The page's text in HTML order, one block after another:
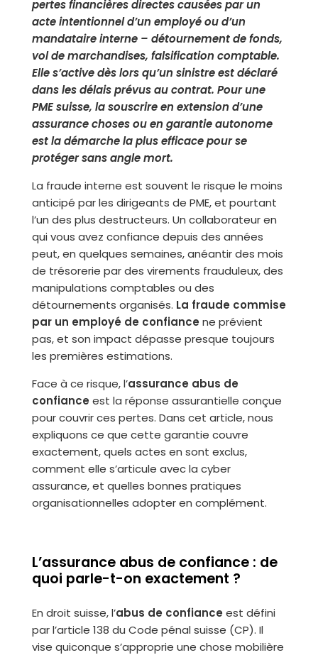
pertes financières directes causées par un
acte intentionnel d’un employé ou d’un
mandataire interne – détournement de fonds,
vol de marchandises, falsification comptable.
Elle s’active dès lors qu’un sinistre est déclaré
dans les délais prévus au contrat. Pour une
PME suisse, la souscrire en extension d’une
assurance choses ou en garantie autonome
est la démarche la plus efficace pour se
protéger sans angle mort.
La fraude interne est souvent le risque le moins
anticipé par les dirigeants de PME, et pourtant
l’un des plus destructeurs. Un collaborateur en
qui vous avez confiance depuis des années
peut, en quelques semaines, anéantir des mois
de trésorerie par des virements frauduleux, des
manipulations comptables ou des
détournements organisés. La fraude commise
par un employé de confiance ne prévient
pas, et son impact dépasse presque toujours
les premières estimations.
Face à ce risque, l’assurance abus de
confiance est la réponse assurantielle conçue
pour couvrir ces pertes. Dans cet article, nous
expliquons ce que cette garantie couvre
exactement, quels actes en sont exclus,
comment elle s’articule avec la cyber
assurance, et quelles bonnes pratiques
organisationnelles adopter en complément.
L’assurance abus de confiance : de
quoi parle-t-on exactement ?
En droit suisse, l’abus de confiance est défini
par l’article 138 du Code pénal suisse (CP). Il
vise quiconque s’approprie une chose mobilière